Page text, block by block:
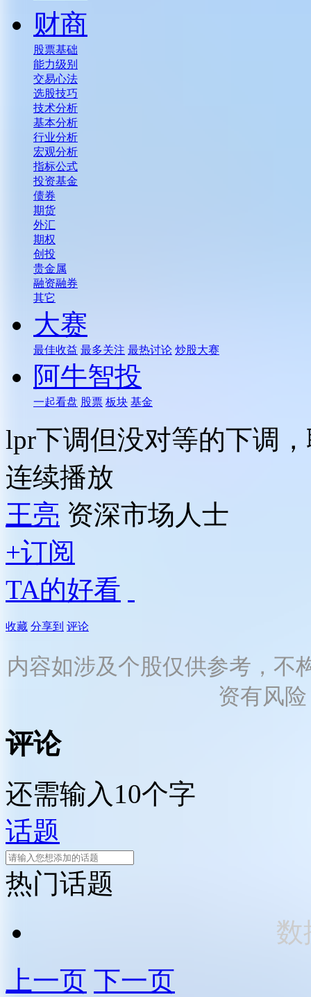
财商
股票基础
能力级别
交易心法
选股技巧
技术分析
基本分析
行业分析
宏观分析
指标公式
投资基金
债券
期货
外汇
期权
创投
贵金属
融资融券
其它
大赛
最佳收益 最多关注 最热讨论 炒股大赛
阿牛智投
一起看盘 股票 板块 基金
lpr下调但没对等的下调
连续播放
王亮 资深市场人士
+订阅
TA的好看
收藏 分享到 评论
内容如涉及个股仅供参考，不
资有风
评论
还需输入10个字
话题
热门话题
数
上一页 下一页